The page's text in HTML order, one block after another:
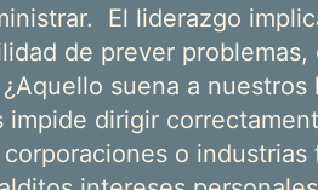
El liderazgo
de prever problemas,
suena a nuestros
dirigir
o industrias